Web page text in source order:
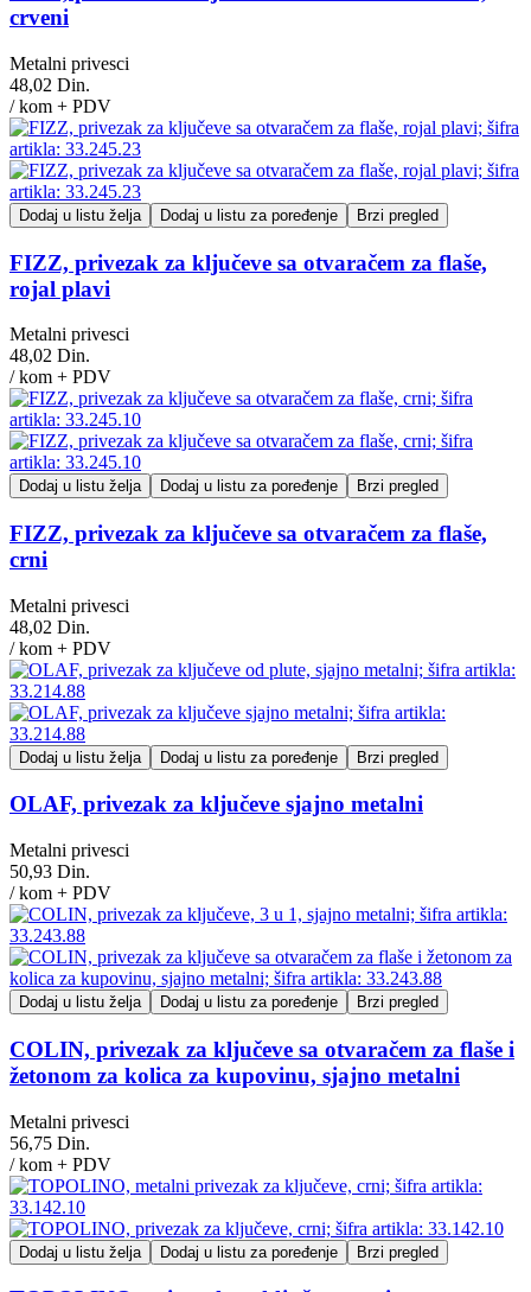
crveni
Metalni privesci
48,02 Din.
/ kom + PDV
Dodaj u listu želja Dodaj u listu za poređenje Brzi pregled
FIZZ, privezak za ključeve sa otvaračem za flaše,
rojal plavi
Metalni privesci
48,02 Din.
/ kom + PDV
Dodaj u listu želja Dodaj u listu za poređenje Brzi pregled
FIZZ, privezak za ključeve sa otvaračem za flaše,
crni
Metalni privesci
48,02 Din.
/ kom + PDV
Dodaj u listu želja Dodaj u listu za poređenje Brzi pregled
OLAF, privezak za ključeve sjajno metalni
Metalni privesci
50,93 Din.
/ kom + PDV
Dodaj u listu želja Dodaj u listu za poređenje Brzi pregled
COLIN, privezak za ključeve sa otvaračem za flaše i
žetonom za kolica za kupovinu, sjajno metalni
Metalni privesci
56,75 Din.
/ kom + PDV
Dodaj u listu želja Dodaj u listu za poređenje Brzi pregled